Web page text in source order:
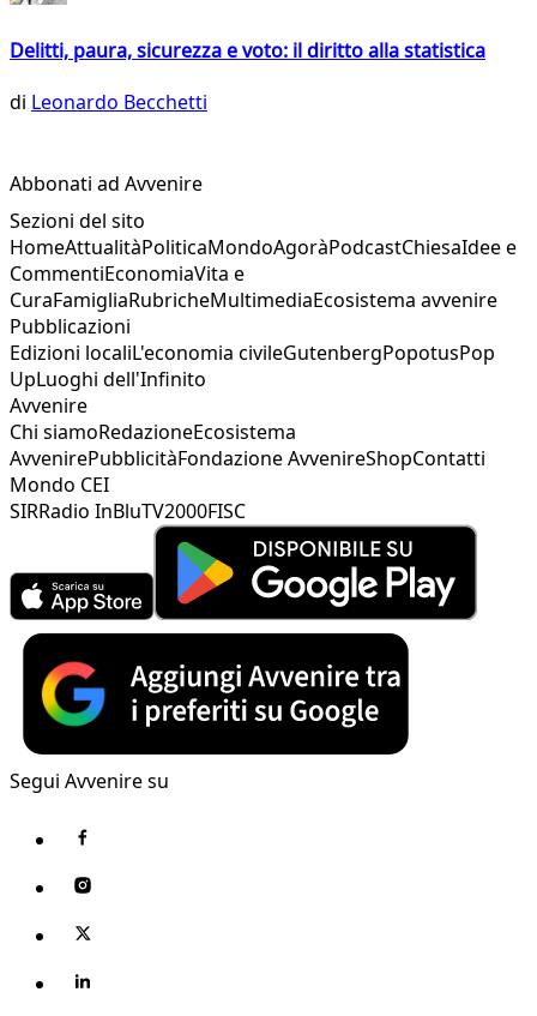
Delitti, paura, sicurezza e voto: il diritto alla statistica
di Leonardo Becchetti
Abbonati ad Avvenire
Sezioni del sito
HomeAttualitàPoliticaMondoAgoràPodcastChiesaIdee e
CommentiEconomiaVita e
CuraFamigliaRubricheMultimediaEcosistema avvenire
Pubblicazioni
Edizioni localiL'economia civileGutenbergPopotusPop
UpLuoghi dell'Infinito
Avvenire
Chi siamoRedazioneEcosistema
AvvenirePubblicitàFondazione AvvenireShopContatti
Mondo CEI
SIRRadio InBluTV2000FISC
Segui Avvenire su